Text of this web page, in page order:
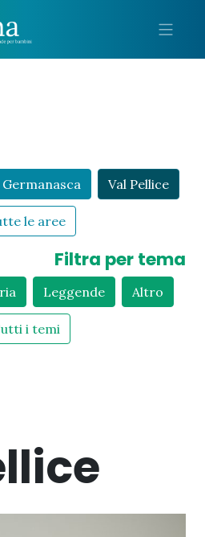
Germanasca Val Pellice
le aree
Filtra per tema
Leggende Altro
i temi